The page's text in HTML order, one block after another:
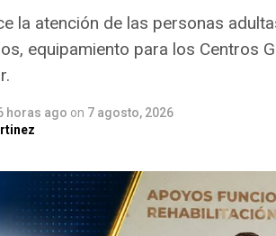
la atención de las personas
equipamiento para los Centros
horas ago on 7 agosto, 2026